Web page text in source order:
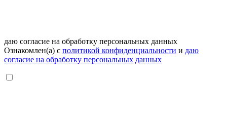
даю согласие на обработку персональных данных
Ознакомлен(а) с политикой конфиденциальности и даю
согласие на обработку персональных данных